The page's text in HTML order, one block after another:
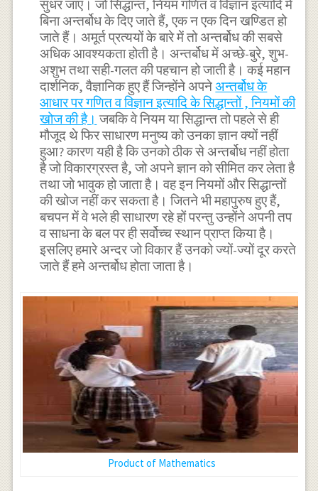
सुधर जाए। जो सिद्धान्त, नियम गणित व विज्ञान इत्यादि में
बिना अन्तर्बोध के दिए जाते हैं, एक न एक दिन खण्डित हो
जाते हैं। अमूर्त प्रत्ययों के बारे में तो अन्तर्बोध की सबसे
अधिक आवश्यकता होती है। अन्तर्बोध में अच्छे-बुरे, शुभ-
अशुभ तथा सही-गलत की पहचान हो जाती है। कई महान
दार्शनिक, वैज्ञानिक हुए हैं जिन्होंने अपनेअन्तर्बोध के
आधार पर गणित व विज्ञान इत्यादि के सिद्धान्तों , नियमों की
खोज की है। जबकि वे नियम या सिद्धान्त तो पहले से ही
मौजूद थे फिर साधारण मनुष्य को उनका ज्ञान क्यों नहीं
हुआ? कारण यही है कि उनको ठीक से अन्तर्बोध नहीं होता
है जो विकारग्रस्त है, जो अपने ज्ञान को सीमित कर लेता है
तथा जो भावुक हो जाता है। वह इन नियमों और सिद्धान्तों
की खोज नहीं कर सकता है। जितने भी महापुरुष हुए हैं,
बचपन में वे भले ही साधारण रहे हों परन्तु उन्होंने अपनी तप
व साधना के बल पर ही सर्वोच्च स्थान प्राप्त किया है।
इसलिए हमारे अन्दर जो विकार हैं उनको ज्यों-ज्यों दूर करते
जाते हैं हमे अन्तर्बोध होता जाता है।
Product of Mathematics